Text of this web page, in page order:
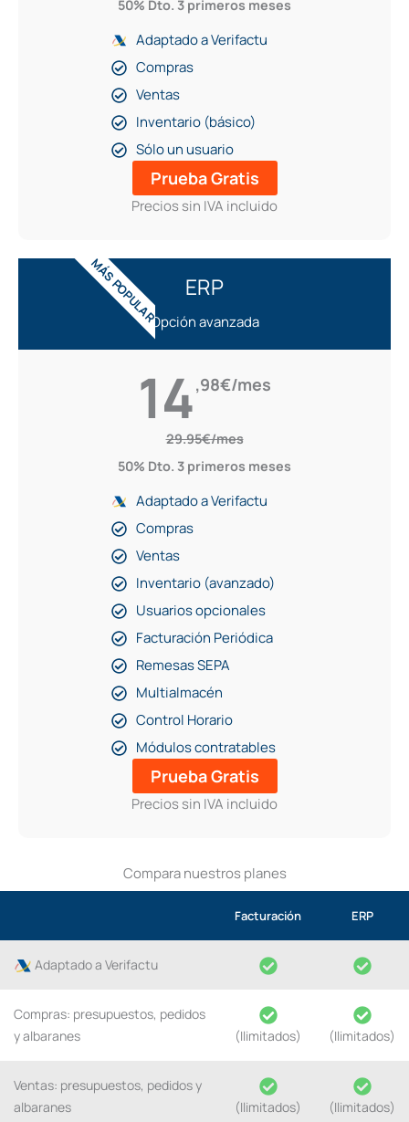
50% Dto. 3 primeros meses
Adaptado a Verifactu
Compras
Ventas
Inventario (básico)
Sólo un usuario
Prueba Gratis
Precios sin IVA incluido
ERP
Opción avanzada
MÁS POPULAR
14,98€/mes
29.95€/mes
50% Dto. 3 primeros meses
Adaptado a Verifactu
Compras
Ventas
Inventario (avanzado)
Usuarios opcionales
Facturación Periódica
Remesas SEPA
Multialmacén
Control Horario
Módulos contratables
Prueba Gratis
Precios sin IVA incluido
Compara nuestros planes
Facturación ERP
Adaptado a Verifactu
Compras: presupuestos, pedidos
y albaranes
(Ilimitados) (Ilimitados)
Ventas: presupuestos, pedidos y
albaranes
(Ilimitados) (Ilimitados)